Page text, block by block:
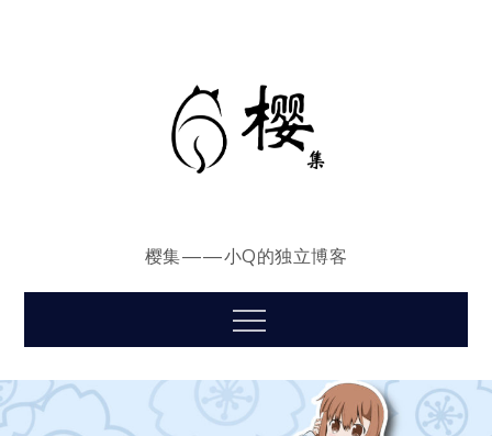
樱集——小Q的独立博客
Menu